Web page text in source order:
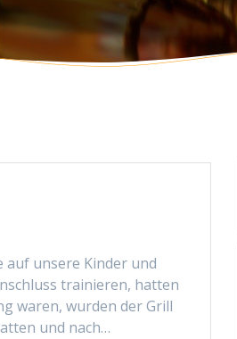
auf unsere Kinder und
trainieren, hatten
waren, wurden der Grill
und nach…